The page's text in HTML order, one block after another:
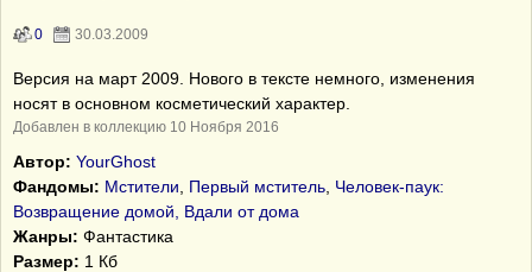
0 30.03.2009
Версия на март 2009. Нового в тексте немного, изменения
носят в основном косметический характер.
Добавлен в коллекцию 10 Ноября 2016
Автор: YourGhost
Фандомы: Мстители Первый мститель Человек-паук:
Возвращение домой, Вдали от дома
Жанры: Фантастика
Размер: 1 Кб